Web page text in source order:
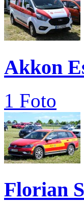
Akkon
1 Foto
Florian